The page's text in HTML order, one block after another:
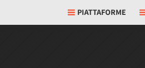
PIATTAFORME